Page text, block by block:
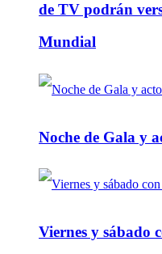
de TV podrán
Mundial
Noche de Gala y
Viernes y sábado